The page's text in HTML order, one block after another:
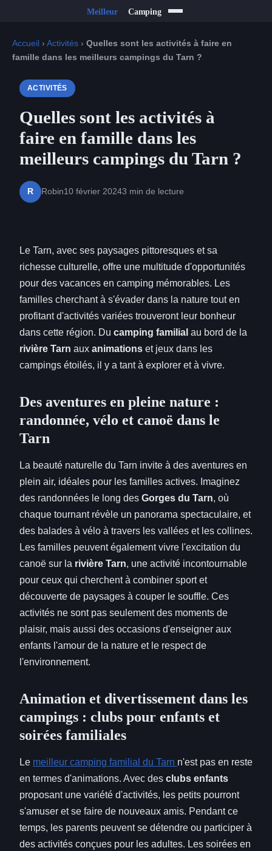
Accueil › Activités › Quelles sont les activités à faire en
famille dans les meilleurs campings du Tarn ?
ACTIVITÉS
Quelles sont les activités à
faire en famille dans les
meilleurs campings du Tarn ?
R Robin10 février 20243 min de lecture
Le Tarn, avec ses paysages pittoresques et sa
richesse culturelle, offre une multitude d'opportunités
pour des vacances en camping mémorables. Les
familles cherchant à s'évader dans la nature tout en
profitant d'activités variées trouveront leur bonheur
dans cette région. Du camping familial au bord de la
rivière Tarn aux animations et jeux dans les
campings étoilés, il y a tant à explorer et à vivre.
Des aventures en pleine nature :
randonnée, vélo et canoë dans le
Tarn
La beauté naturelle du Tarn invite à des aventures en
plein air, idéales pour les familles actives. Imaginez
des randonnées le long des Gorges du Tarn, où
chaque tournant révèle un panorama spectaculaire, et
des balades à vélo à travers les vallées et les collines.
Les familles peuvent également vivre l'excitation du
canoë sur la rivière Tarn, une activité incontournable
pour ceux qui cherchent à combiner sport et
découverte de paysages à couper le souffle. Ces
activités ne sont pas seulement des moments de
plaisir, mais aussi des occasions d'enseigner aux
enfants l'amour de la nature et le respect de
l'environnement.
Animation et divertissement dans les
campings : clubs pour enfants et
soirées familiales
Le meilleur camping familial du Tarn n'est pas en reste
en termes d'animations. Avec des clubs enfants
proposant une variété d'activités, les petits pourront
s'amuser et se faire de nouveaux amis. Pendant ce
temps, les parents peuvent se détendre ou participer à
des activités conçues pour les adultes. Les soirées en